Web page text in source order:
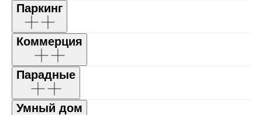
Паркинг
Коммерция
Парадные
Умный дом